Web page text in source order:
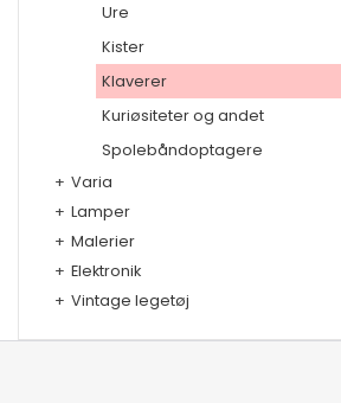
Ure
Kister
Klaverer
Kuriøsiteter og andet
Spolebåndoptagere
+ Varia
+ Lamper
+ Malerier
+ Elektronik
+ Vintage legetøj